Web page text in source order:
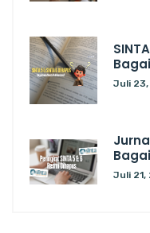
Juli
Juli 21,